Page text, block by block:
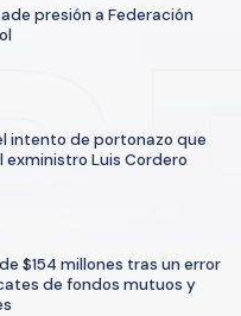
presión a Federación
intento de portonazo que
Luis Cordero
$154 millones tras un error
de fondos mutuos y